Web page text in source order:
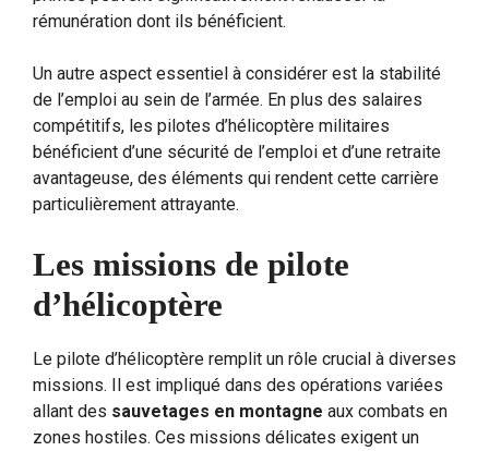
rémunération dont ils bénéficient.
Un autre aspect essentiel à considérer est la stabilité
de l’emploi au sein de l’armée. En plus des salaires
compétitifs, les pilotes d’hélicoptère militaires
bénéficient d’une sécurité de l’emploi et d’une retraite
avantageuse, des éléments qui rendent cette carrière
particulièrement attrayante.
Les missions de pilote
d’hélicoptère
Le pilote d’hélicoptère remplit un rôle crucial à diverses
missions. Il est impliqué dans des opérations variées
allant des sauvetages en montagne aux combats en
zones hostiles. Ces missions délicates exigent un